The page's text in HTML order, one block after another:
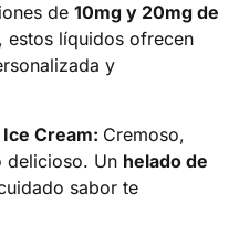
de 10mg y 20mg de
, estos líquidos ofrecen
y
Cream: Cremoso,
delicioso. Un helado de
sabor te